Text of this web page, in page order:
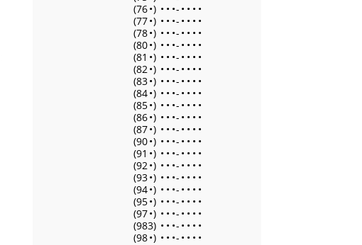
(76•) • • •- • • • •
(77•) • • •- • • • •
(78•) • • •- • • • •
(80•) • • •- • • • •
(81 •) • • •- • • • •
(82•) • • •- • • • •
(83•) • • •- • • • •
(84•) • • •- • • • •
(85•) • • •- • • • •
(86•) • • •- • • • •
(87•) • • •- • • • •
(90•) • • •- • • • •
(91 •) • • •- • • • •
(92•) • • •- • • • •
(93•) • • •- • • • •
(94•) • • •- • • • •
(95•) • • •- • • • •
(97•) • • •- • • • •
(983) • • •- • • • •
(98•) • • •- • • • •